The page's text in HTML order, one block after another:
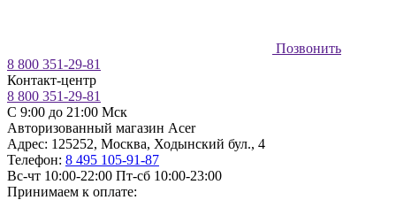
Позвонить
8 800 351-29-81
Контакт-центр
8 800 351-29-81
C 9:00 до 21:00 Мск
Авторизованный магазин Acer
Адрес: 125252, Москва, Ходынский бул., 4
Телефон: 8 495 105-91-87
Вс-чт 10:00-22:00 Пт-сб 10:00-23:00
Принимаем к оплате: